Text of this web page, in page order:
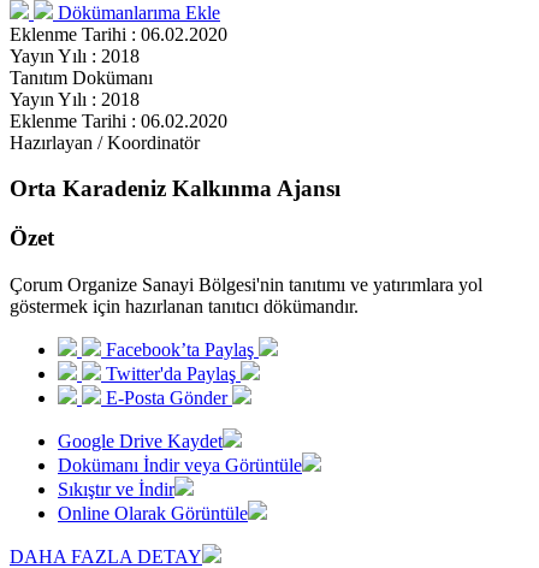
Dökümanlarıma Ekle
Eklenme Tarihi : 06.02.2020
Yayın Yılı : 2018
Tanıtım Dokümanı
Yayın Yılı : 2018
Eklenme Tarihi : 06.02.2020
Hazırlayan / Koordinatör
Orta Karadeniz Kalkınma Ajansı
Özet
Çorum Organize Sanayi Bölgesi'nin tanıtımı ve yatırımlara yol
göstermek için hazırlanan tanıtıcı dökümandır.
Facebook’ta Paylaş
Twitter'da Paylaş
E-Posta Gönder
Google Drive Kaydet
Dokümanı İndir veya Görüntüle
Sıkıştır ve İndir
Online Olarak Görüntüle
DAHA FAZLA DETAY